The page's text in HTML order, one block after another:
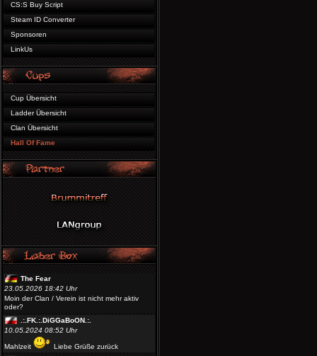
CS:S Buy Script
Steam ID Converter
Sponsoren
LinkUs
Cup Übersicht
Ladder Übersicht
Clan Übersicht
Hall Of Fame
The Fear
23.05.2026 18:42 Uhr
Moin der Clan / Verein ist nicht mehr aktiv
oder?
.:.FK.:.DiGGaBoON.:.
10.05.2024 08:52 Uhr
Mahlzeit
Liebe Grüße zurück